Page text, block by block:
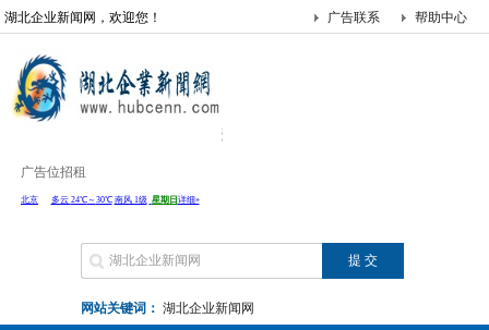
湖北企业新闻网，欢迎您！ 帮助中心
广告联系
广告位招租
网站关键词： 湖北企业新闻网